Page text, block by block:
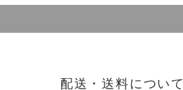
配送・送料について